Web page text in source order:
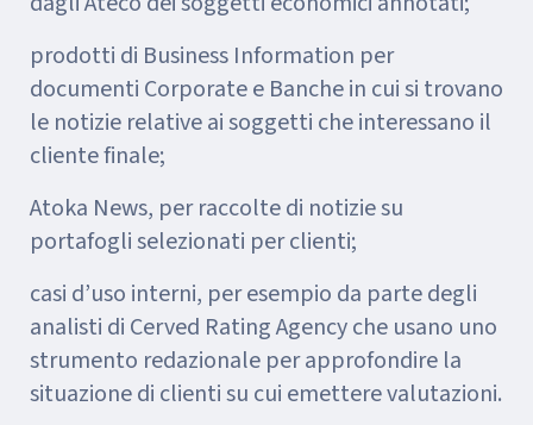
prodotti di Business Information per
documenti Corporate e Banche in cui si trovano
le notizie relative ai soggetti che interessano il
cliente finale;
Atoka News, per raccolte di notizie su
portafogli selezionati per clienti;
casi d’uso interni, per esempio da parte degli
analisti di Cerved Rating Agency che usano uno
strumento redazionale per approfondire la
situazione di clienti su cui emettere valutazioni.